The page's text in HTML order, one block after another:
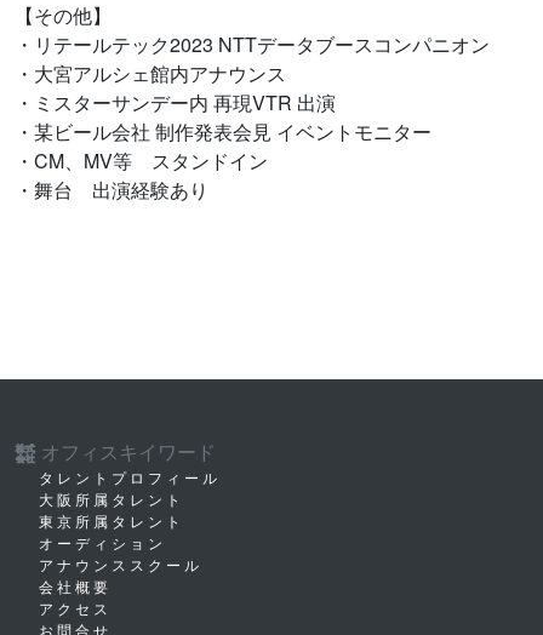
【その他】
・リテールテック2023 NTTデータブースコンパニオン
・大宮アルシェ館内アナウンス
・ミスターサンデー内 再現VTR 出演
・某ビール会社 制作発表会見 イベントモニター
・CM、MV等 スタンドイン
・舞台 出演経験あり
株式
会社 オフィスキイワード
タレントプロフィール
大阪所属タレント
東京所属タレント
オーディション
アナウンススクール
会社概要
アクセス
お問合せ